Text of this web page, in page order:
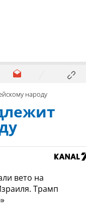
народу
вето на
Трамп